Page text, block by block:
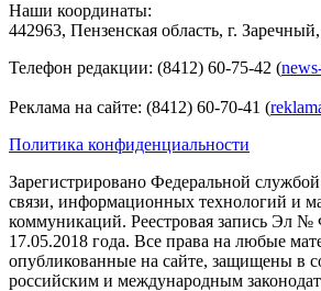
Наши координаты:
442963, Пензенская область, г.
Телефон редакции: (8412) 60-75-42 (
Реклама на сайте: (8412) 60-70-41 (
Политика конфиденциальности
Зарегистрировано Федеральной
связи, информационных технологий и
коммуникаций. Реестровая запись Эл
17.05.2018 года. Все права на любые
опубликованные на сайте, защищены в
российским и международным